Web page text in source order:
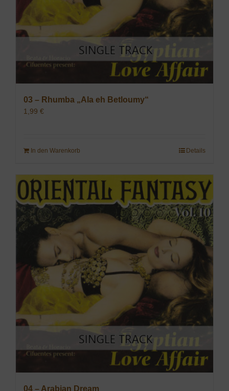
03 – Rhumba „Ala eh Betloumy“
1,99 €
In den Warenkorb Details
04 – Arabian Dream